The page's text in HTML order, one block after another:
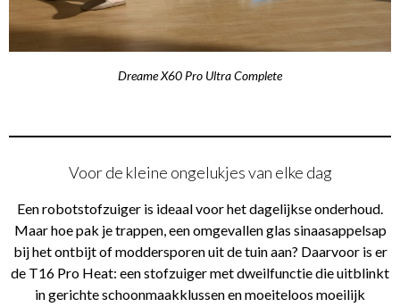
Dreame X60 Pro Ultra Complete
Voor de kleine ongelukjes van elke dag
Een robotstofzuiger is ideaal voor het dagelijkse onderhoud.
Maar hoe pak je trappen, een omgevallen glas sinaasappelsap
bij het ontbijt of moddersporen uit de tuin aan? Daarvoor is er
de T16 Pro Heat: een stofzuiger met dweilfunctie die uitblinkt
in gerichte schoonmaakklussen en moeiteloos moeilijk